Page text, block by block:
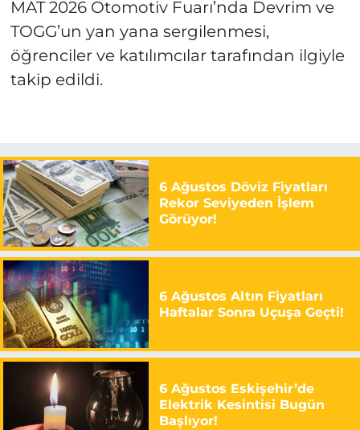
MAT 2026 Otomotiv Fuarı’nda Devrim ve
TOGG’un yan yana sergilenmesi,
öğrenciler ve katılımcılar tarafından ilgiyle
takip edildi.
6 Ağustos Döviz Fiyatları
Rekor Seviyeden İşlem
Görüyor!
6 Ağustos Altın Fiyatları
Haftalar Sonra Uçuşa Geçti!
6 Ağustos Eskişehir’de
Elektrik Kesintisi Bugün
Başlıyor!